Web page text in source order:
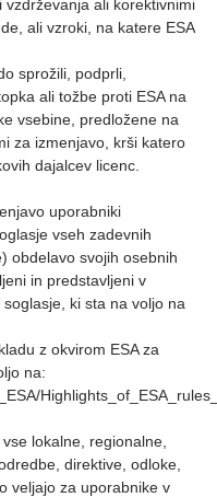
ali korektivnimi
ali vzroki, na katere ESA
sprožili, podprli,
ali tožbe proti ESA na
vsebine, predložene na
za izmenjavo, krši katero
dajalcev licenc.
uporabniki
vseh zadevnih
obdelavo svojih osebnih
in predstavljeni v
ki sta na voljo na
z okvirom ESA za
na:
lokalne, regionalne,
direktive, odloke,
veljajo za uporabnike v